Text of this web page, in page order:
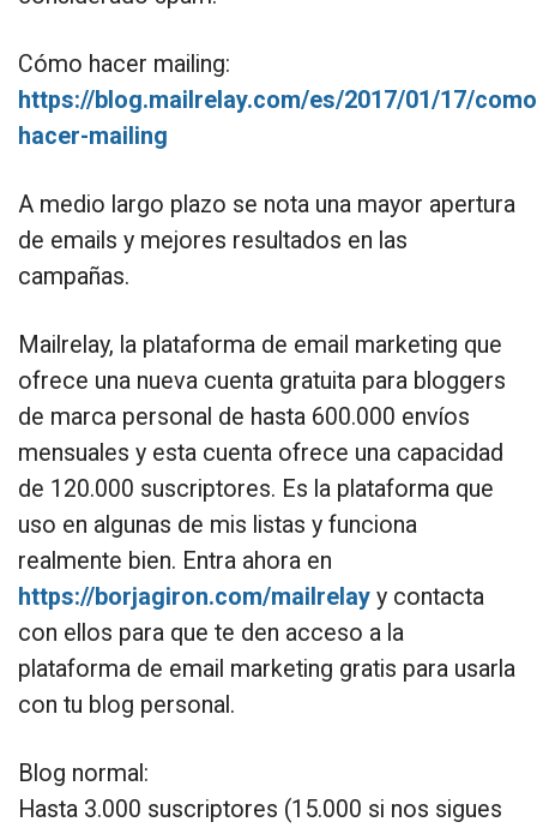
Cómo hacer mailing:
https://blog.mailrelay.com/es/2017/01/17/
hacer-mailing
A medio largo plazo se nota una mayor apertura
de emails y mejores resultados en las
campañas.
Mailrelay, la plataforma de email marketing que
ofrece una nueva cuenta gratuita para bloggers
de marca personal de hasta 600.000 envíos
mensuales y esta cuenta ofrece una capacidad
de 120.000 suscriptores. Es la plataforma que
uso en algunas de mis listas y funciona
realmente bien. Entra ahora en
https://borjagiron.com/mailrelay y contacta
con ellos para que te den acceso a la
plataforma de email marketing gratis para usarla
con tu blog personal.
Blog normal:
Hasta 3.000 suscriptores (15.000 si nos sigues